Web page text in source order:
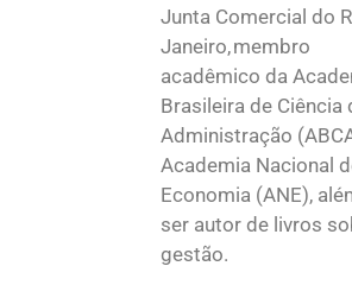
Junta Comercial do
Janeiro, membro
acadêmico da
Brasileira de Ciência
Administração
Academia Nacional
Economia (ANE),
ser autor de livros
gestão.